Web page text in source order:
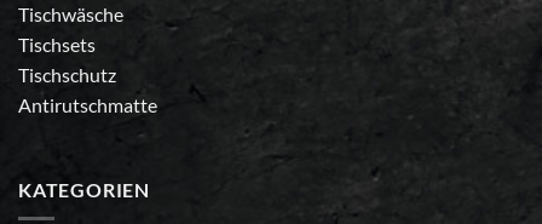
Tischwäsche
Tischsets
Tischschutz
Antirutschmatte
KATEGORIEN